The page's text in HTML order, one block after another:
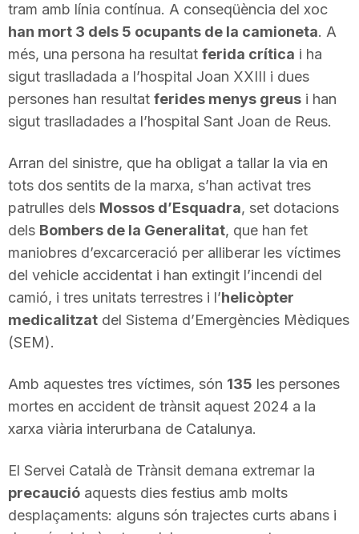
r
r
a
g
o
n
tram amb línia contínua. A conseqüència del xoc
han mort 3 dels 5 ocupants de la camioneta. A
més, una persona ha resultat ferida crítica i ha
sigut traslladada a l’hospital Joan XXIII i dues
persones han resultat ferides menys greus i han
sigut traslladades a l’hospital Sant Joan de Reus.
Arran del sinistre, que ha obligat a tallar la via en
tots dos sentits de la marxa, s’han activat tres
patrulles dels Mossos d’Esquadra, set dotacions
dels Bombers de la Generalitat, que han fet
maniobres d’excarceració per alliberar les víctimes
del vehicle accidentat i han extingit l’incendi del
camió, i tres unitats terrestres i l’helicòpter
medicalitzat del Sistema d’Emergències Mèdiques
(SEM).
Amb aquestes tres víctimes, són 135 les persones
mortes en accident de trànsit aquest 2024 a la
xarxa viària interurbana de Catalunya.
El Servei Català de Trànsit demana extremar la
precaució aquests dies festius amb molts
desplaçaments: alguns són trajectes curts abans i